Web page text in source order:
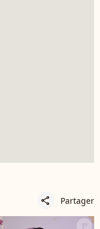
share Partager